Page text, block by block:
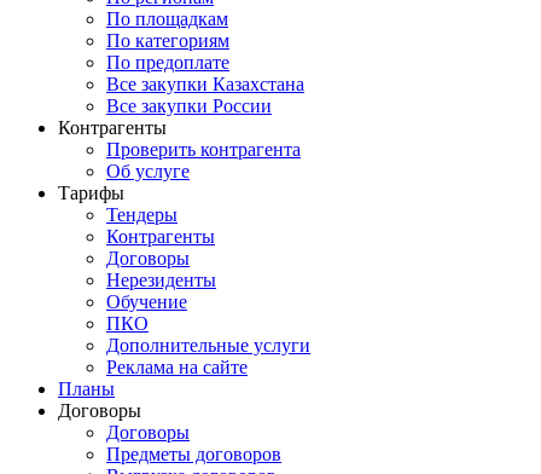
По площадкам
По категориям
По предоплате
Все закупки Казахстана
Все закупки России
Контрагенты
Проверить контрагента
Об услуге
Тарифы
Тендеры
Контрагенты
Договоры
Нерезиденты
Обучение
ПКО
Дополнительные услуги
Реклама на сайте
Планы
Договоры
Договоры
Предметы договоров